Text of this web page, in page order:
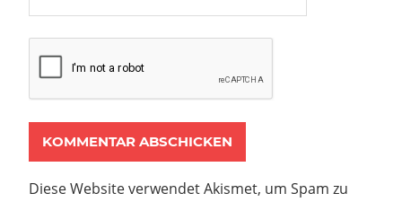
Diese Website verwendet Akismet, um Spam zu